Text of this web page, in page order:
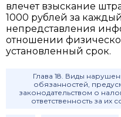
влечет взыскание
1000 рублей за
непредставления
отношении
установленный срок.
Глава 18. Виды
обязанностей,
законодательством о
ответственность за их